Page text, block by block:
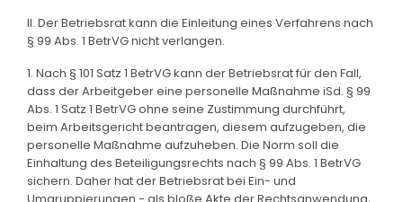
II. Der Betriebsrat kann die Einleitung eines Verfahrens nach
§ 99 Abs. 1 BetrVG nicht verlangen.
1. Nach § 101 Satz 1 BetrVG kann der Betriebsrat für den Fall,
dass der Arbeitgeber eine personelle Maßnahme iSd. § 99
Abs. 1 Satz 1 BetrVG ohne seine Zustimmung durchführt,
beim Arbeitsgericht beantragen, diesem aufzugeben, die
personelle Maßnahme aufzuheben. Die Norm soll die
Einhaltung des Beteiligungsrechts nach § 99 Abs. 1 BetrVG
sichern. Daher hat der Betriebsrat bei Ein- und